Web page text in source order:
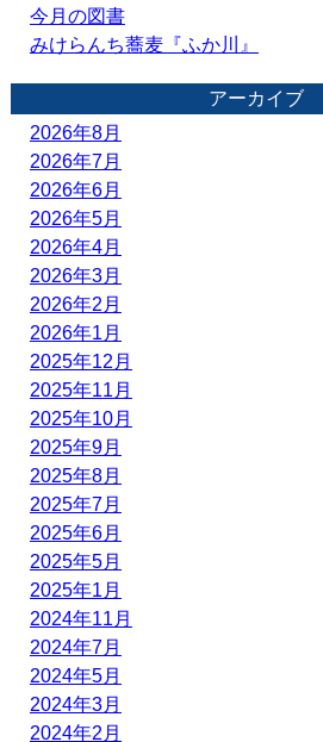
今月の図書
みけらんち蕎麦『ふか川』
アーカイブ
2026年8月
2026年7月
2026年6月
2026年5月
2026年4月
2026年3月
2026年2月
2026年1月
2025年12月
2025年11月
2025年10月
2025年9月
2025年8月
2025年7月
2025年6月
2025年5月
2025年1月
2024年11月
2024年7月
2024年5月
2024年3月
2024年2月